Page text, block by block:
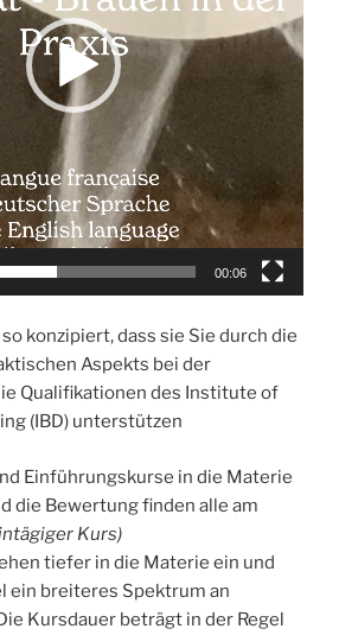
00:06
konzipiert, dass sie Sie durch die
Aspekts bei der
Qualifikationen des Institute of
(IBD) unterstützen
Einführungskurse in die Materie
die Bewertung finden alle am
Kurs)
tiefer in die Materie ein und
ein breiteres Spektrum an
Kursdauer beträgt in der Regel